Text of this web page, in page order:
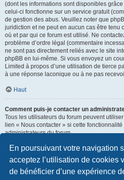
En poursuivant votre navigation
acceptez l’utilisation de cookies
de bénéficier d’une expérience
(dont les informations sont disponibles grâce
celui-ci fonctionne sur un service gratuit
de gestion des abus. Veuillez noter que
juridiction et ne peut en aucun cas être tenu
où et par qui ce forum est utilisé. Ne
problème d’ordre légal (commentaire
ne sont pas directement reliés avec le site
phpBB en lui-même. Si vous envoyez un
Limited à propos d’une utilisation de tierce
à une réponse laconique ou à ne pas
Haut
Comment puis-je contacter un
Tous les utilisateurs du forum peuvent
lien « Nous contacter » si cette
administrateurs du forum.
Les membres du forum peuvent également